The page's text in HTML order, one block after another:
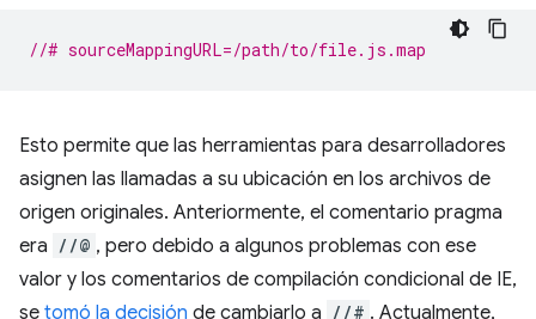
//# sourceMappingURL=/path/to/file.js.map
Esto permite que las herramientas para desarrolladores
asignen las llamadas a su ubicación en los archivos de
origen originales. Anteriormente, el comentario pragma
era //@ , pero debido a algunos problemas con ese
valor y los comentarios de compilación condicional de IE,
se tomó la decisión de cambiarlo a //# . Actualmente,